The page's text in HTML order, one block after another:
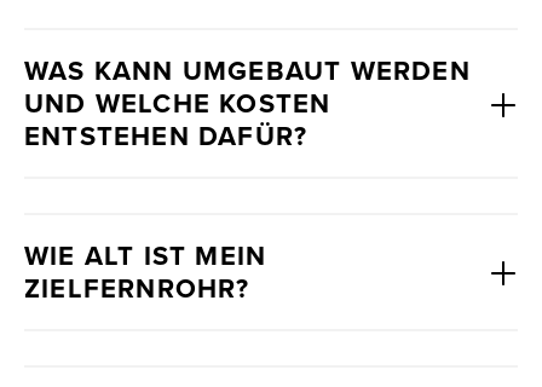
WAS KANN UMGEBAUT WERDEN
UND WELCHE KOSTEN
ENTSTEHEN DAFÜR?
WIE ALT IST MEIN
ZIELFERNROHR?